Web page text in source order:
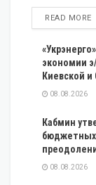
READ MORE
экономии
Киевской
08.08.2026
Кабмин
бюджетных
08.08.2026